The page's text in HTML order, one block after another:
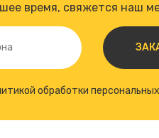
время, свяжется наш
обработки